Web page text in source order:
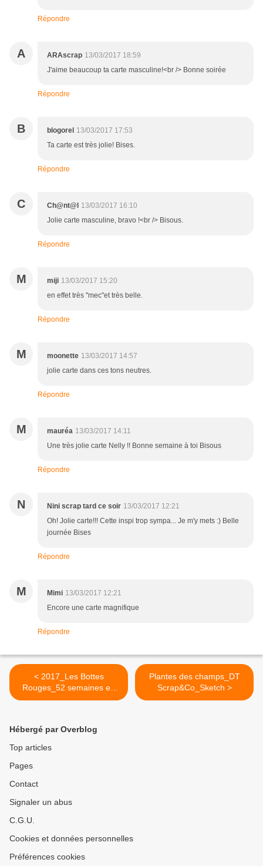
Répondre
A ARAscrap 13/03/2017 18:59
J'aime beaucoup ta carte masculine!<br /> Bonne soirée
Répondre
B blogorel 13/03/2017 17:53
Ta carte est très jolie! Bises.
Répondre
C Ch@nt@l
13/03/2017 16:10
Jolie carte masculine, bravo !<br /> Bisous.
Répondre
M miji 13/03/2017 15:20
en effet très "mec"et très belle.
Répondre
M moonette 13/03/2017 14:57
jolie carte dans ces tons neutres.
Répondre
M mauréa 13/03/2017 14:11
Une très jolie carte Nelly !! Bonne semaine à toi Bisous
Répondre
N Nini scrap tard ce soir 13/03/2017 12:21
Oh! Jolie carte!!! Cette inspi trop sympa... Je m'y mets :) Belle
journée Bises
Répondre
M Mimi 13/03/2017 12:21
Encore une carte magnifique
Répondre
< 2017_Les Bottes
Rouges_52 semaines en
Images#11_En ville
Plantes des champs_DT
Scrap&Co_Sketch >
Hébergé par Overblog
Top articles
Pages
Contact
Signaler un abus
C.G.U.
Cookies et données personnelles
Préférences cookies